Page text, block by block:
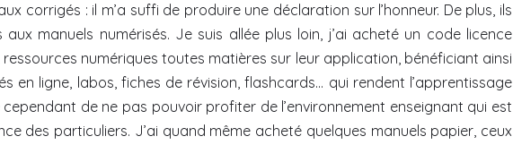
corrigés : il m’a suffi de produire une déclaration sur l’honneur. De plus, ils
manuels numérisés. Je suis allée plus loin, j’ai acheté un code licence
numériques toutes matières sur leur application, bénéficiant ainsi
en ligne, labos, fiches de révision, flashcards… qui rendent l’apprentissage
de ne pas pouvoir profiter de l’environnement enseignant qui est
des particuliers. J’ai quand même acheté quelques manuels papier, ceux